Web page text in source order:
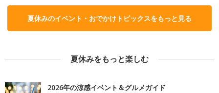
夏休みのイベント・おでかけトピックスをもっと見る
夏休みをもっと楽しむ
2026年の涼感イベント＆グルメガイド